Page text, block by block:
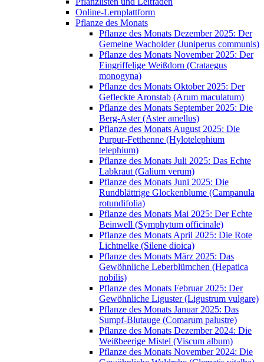
Online-Lernplattform
Pflanze des Monats
Pflanze des Monats Dezember 2025: Der
Gemeine Wacholder (Juniperus communis)
Pflanze des Monats November 2025: Der
Eingriffelige Weißdorn (Crataegus
monogyna)
Pflanze des Monats Oktober 2025: Der
Gefleckte Aronstab (Arum maculatum)
Pflanze des Monats September 2025: Die
Berg-Aster (Aster amellus)
Pflanze des Monats August 2025: Die
Purpur-Fetthenne (Hylotelephium
telephium)
Pflanze des Monats Juli 2025: Das Echte
Labkraut (Galium verum)
Pflanze des Monats Juni 2025: Die
Rundblättrige Glockenblume (Campanula
rotundifolia)
Pflanze des Monats Mai 2025: Der Echte
Beinwell (Symphytum officinale)
Pflanze des Monats April 2025: Die Rote
Lichtnelke (Silene dioica)
Pflanze des Monats März 2025: Das
Gewöhnliche Leberblümchen (Hepatica
nobilis)
Pflanze des Monats Februar 2025: Der
Gewöhnliche Liguster (Ligustrum vulgare)
Pflanze des Monats Januar 2025: Das
Sumpf-Blutauge (Comarum palustre)
Pflanze des Monats Dezember 2024: Die
Weißbeerige Mistel (Viscum album)
Pflanze des Monats November 2024: Die